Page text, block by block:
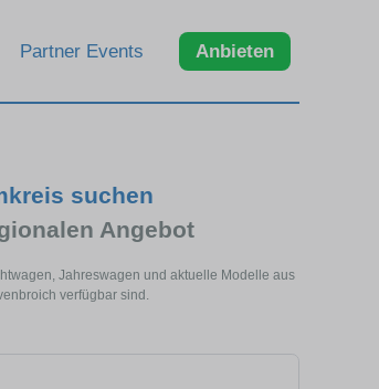
Partner Events Anbieten
suchen
Angebot
Jahreswagen und aktuelle Modelle aus
verfügbar sind.